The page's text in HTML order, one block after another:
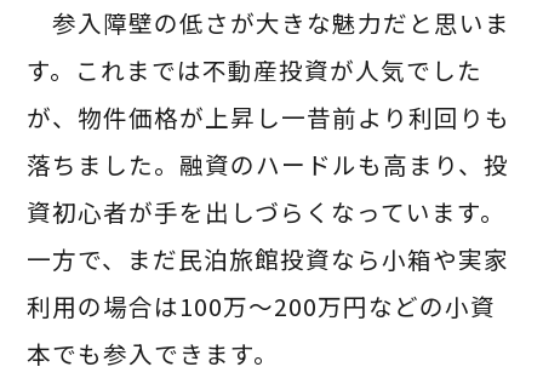
参入障壁の低さが大きな魅力だと思いま
す。これまでは不動産投資が人気でした
が、物件価格が上昇し一昔前より利回りも
落ちました。融資のハードルも高まり、投
資初心者が手を出しづらくなっています。
一方で、まだ民泊旅館投資なら小箱や実家
利用の場合は100万～200万円などの小資
本でも参入できます。